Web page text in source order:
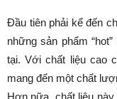
Đầu tiên phải kể đến
những sản phẩm
tại. Với chất liệu cao
mang đến một chất
Hơn nữa, chất liệu